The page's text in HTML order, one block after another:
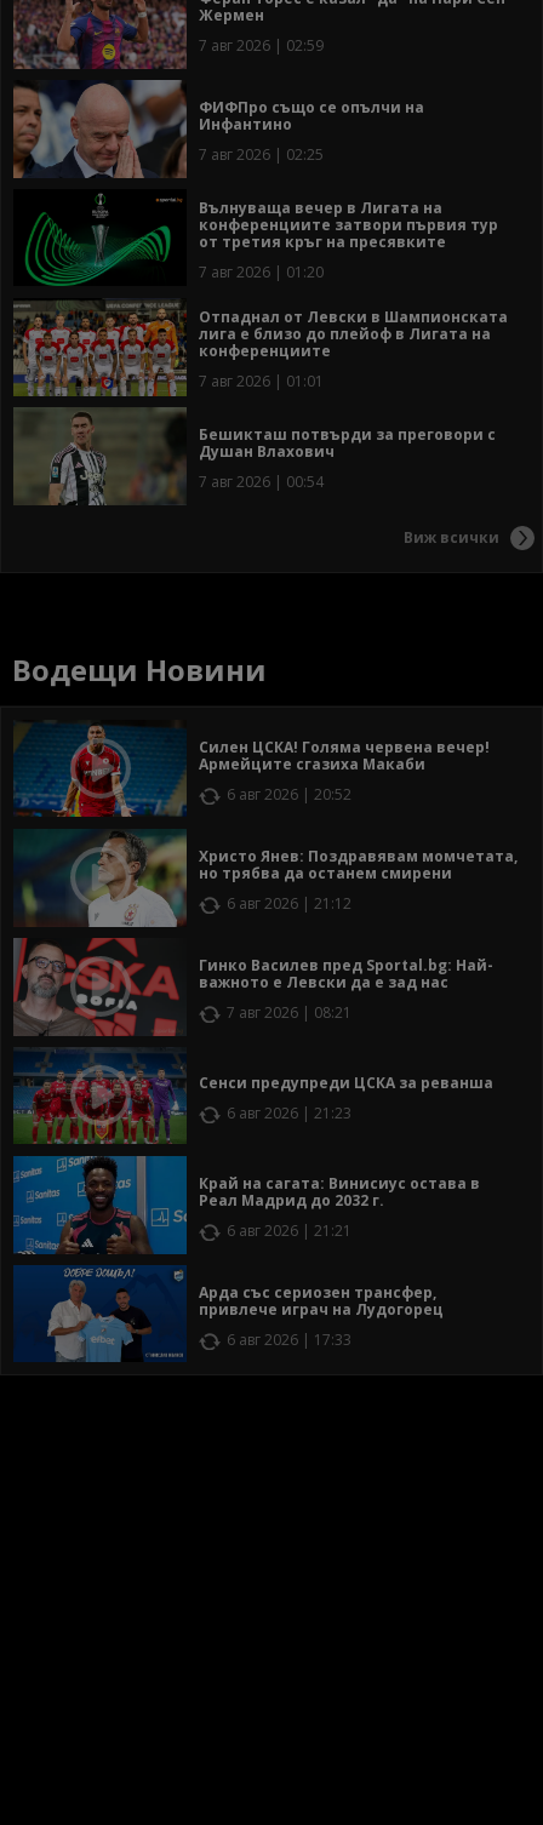
Жермен
7 авг 2026 | 02:59
ФИФПро също се опълчи на
Инфантино
7 авг 2026 | 02:25
Вълнуваща вечер в Лигата на
конференциите затвори първия тур
от третия кръг на пресявките
7 авг 2026 | 01:20
Отпаднал от Левски в Шампионската
лига е близо до плейоф в Лигата на
конференциите
7 авг 2026 | 01:01
Бешикташ потвърди за преговори с
Душан Влахович
7 авг 2026 | 00:54
Виж всички
Водещи Новини
Силен ЦСКА! Голяма червена вечер!
Армейците сгазиха Макаби
6 авг 2026 | 20:52
Христо Янев: Поздравявам момчетата,
но трябва да останем смирени
6 авг 2026 | 21:12
Гинко Василев пред Sportal.bg: Най-
важното е Левски да е зад нас
7 авг 2026 | 08:21
Сенси предупреди ЦСКА за реванша
6 авг 2026 | 21:23
Край на сагата: Винисиус остава в
Реал Мадрид до 2032 г.
6 авг 2026 | 21:21
Арда със сериозен трансфер,
привлече играч на Лудогорец
6 авг 2026 | 17:33